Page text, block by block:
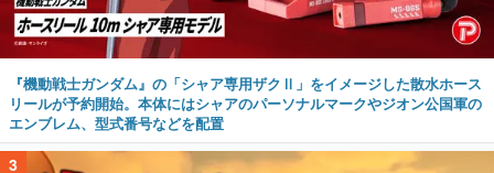
『機動戦士ガンダム』の「シャア専用ザクⅡ」をイメージした散水ホース
リールが予約開始。本体にはシャアのパーソナルマークやジオン公国軍の
エンブレム、型式番号などを配置
3